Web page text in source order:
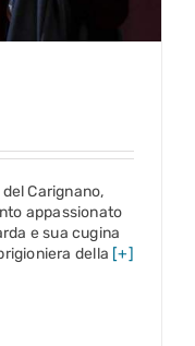
Carignano,
appassionato
e sua cugina
della [+]